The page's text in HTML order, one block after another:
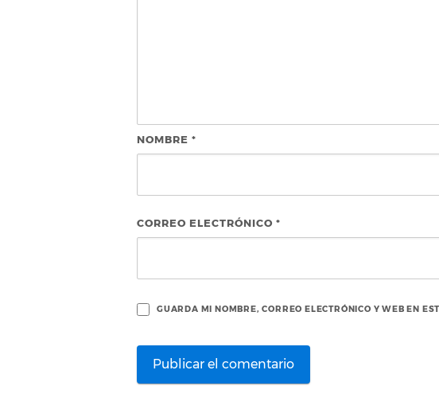
NOMBRE *
CORREO ELECTRÓNICO *
GUARDA MI NOMBRE, CORREO ELECTRÓNICO Y WEB EN